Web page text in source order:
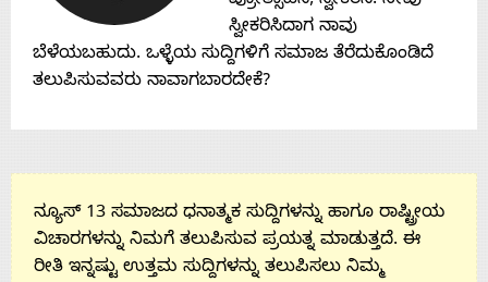
Contact
Us
ಸ್ವೀಕರಿಸಿದಾಗ ನಾವು
ಬೆಳೆಯಬಹುದು. ಒಳ್ಳೆಯ ಸುದ್ದಿಗಳಿಗೆ ಸಮಾಜ ತೆರೆದುಕೊಂಡಿದೆ
ತಲುಪಿಸುವವರು ನಾವಾಗಬಾರದೇಕೆ?
ನ್ಯೂಸ್ 13 ಸಮಾಜದ ಧನಾತ್ಮಕ ಸುದ್ದಿಗಳನ್ನು ಹಾಗೂ ರಾಷ್ಟ್ರೀಯ
ವಿಚಾರಗಳನ್ನು ನಿಮಗೆ ತಲುಪಿಸುವ ಪ್ರಯತ್ನ ಮಾಡುತ್ತದೆ. ಈ
ರೀತಿ ಇನ್ನಷ್ಟು ಉತ್ತಮ ಸುದ್ದಿಗಳನ್ನು ತಲುಪಿಸಲು ನಿಮ್ಮ